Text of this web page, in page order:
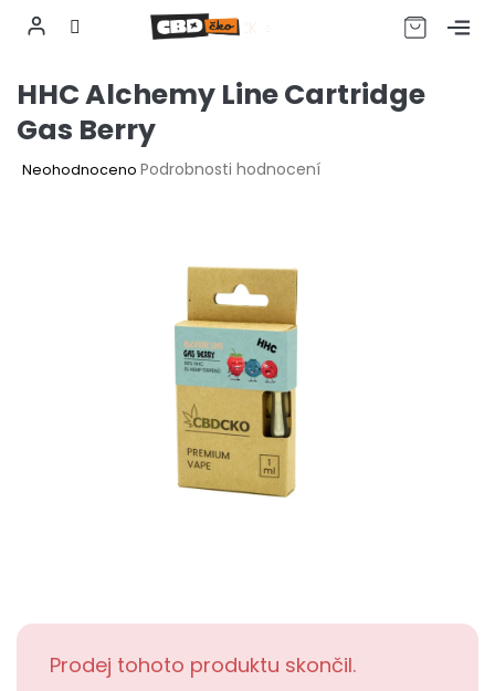
obsah
CZK
HHC Alchemy Line Cartridge
Gas Berry
Průměrné
Neohodnoceno Podrobnosti hodnocení
Prodej tohoto produktu skončil.